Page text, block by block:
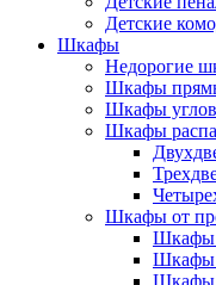
Детские
Шкафы
Недорогие
Шкафы
Шкафы
Шкафы
Шкафы от
Шкафы
Шкафы
Шкафы